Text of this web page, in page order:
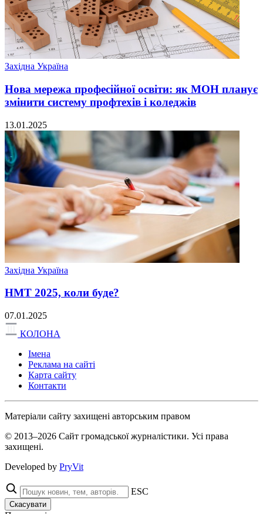
Західна Україна
Нова мережа професійної освіти: як МОН планує
змінити систему профтехів і коледжів
13.01.2025
Західна Україна
НМТ 2025, коли буде?
07.01.2025
КОЛОНА
Імена
Реклама на сайті
Карта сайту
Контакти
Матеріали сайту захищені авторським правом
© 2013–2026 Сайт громадської журналістики. Усі права
захищені.
Developed by PryVit
ESC
Скасувати